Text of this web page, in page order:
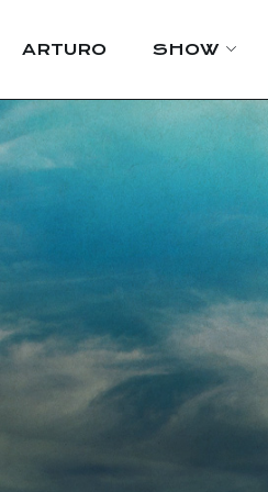
ARTURO SHOW